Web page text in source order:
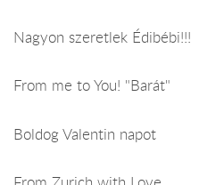
Nagyon szeretlek Édibébi!!!
From me to You! "Barát"
Boldog Valentin napot